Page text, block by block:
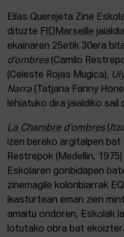
Elías Querejeta Zine
dituzte FIDMarseille
ekainaren 25etik 30era
d’ombres(Camilo
(Celeste Rojas Mugica),
Narra (Tatjana Fanny
lehiatuko dira jaialdiko sail
La Chambre d’ombres(
izen bereko argitalpen bat
Restrepok (Medellin,
Eskolaren gonbidapen
zinemagile kolonbiarrak
ikasturtean eman zien
amaitu ondoren, Eskolak
lotutako obra bat